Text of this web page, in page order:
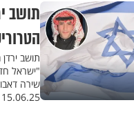
תושב
תושב
"ישראל
שירה
15.06.25 | 11:09